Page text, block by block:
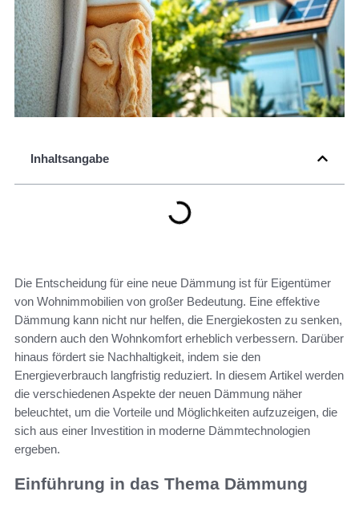
Inhaltsangabe
Die Entscheidung für eine neue Dämmung ist für Eigentümer
von Wohnimmobilien von großer Bedeutung. Eine effektive
Dämmung kann nicht nur helfen, die Energiekosten zu senken,
sondern auch den Wohnkomfort erheblich verbessern. Darüber
hinaus fördert sie Nachhaltigkeit, indem sie den
Energieverbrauch langfristig reduziert. In diesem Artikel werden
die verschiedenen Aspekte der neuen Dämmung näher
beleuchtet, um die Vorteile und Möglichkeiten aufzuzeigen, die
sich aus einer Investition in moderne Dämmtechnologien
ergeben.
Einführung in das Thema Dämmung